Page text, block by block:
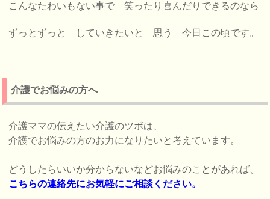
こんなたわいもない事で 笑ったり喜んだりできるのなら
ずっとずっと していきたいと 思う 今日この頃です。
介護でお悩みの方へ
介護ママの伝えたい介護のツボは、
介護でお悩みの方のお力になりたいと考えています。
どうしたらいいか分からないなどお悩みのことがあれば、
こちらの連絡先にお気軽にご相談ください。